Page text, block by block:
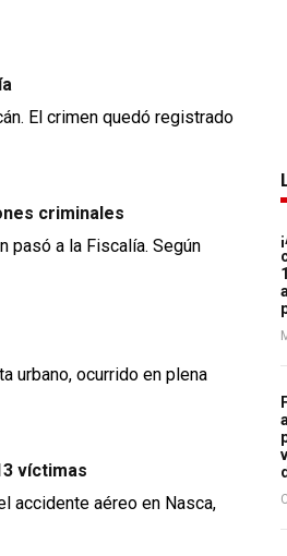
El crimen quedó registrado
criminales
pasó a la Fiscalía. Según
urbano, ocurrido en plena
víctimas
accidente aéreo en Nasca,